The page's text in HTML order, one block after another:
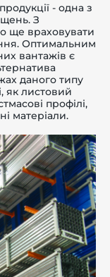
- одна з
З
ще враховувати
Оптимальним
вантажів є
даного типу
як листовий
профілі,
матеріали.